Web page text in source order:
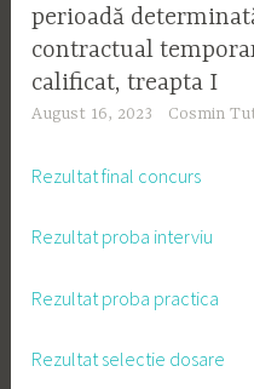
perioadă
contractual
calificat, treapta I
August 16, 2023 Cosmin
Rezultat final concurs
Rezultat proba interviu
Rezultat proba practica
Rezultat selectie dosare